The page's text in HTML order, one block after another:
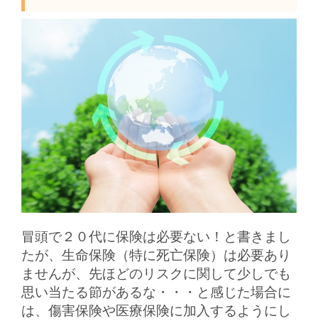
冒頭で２０代に保険は必要ない！と書きまし
たが、生命保険（特に死亡保険）は必要あり
ませんが、先ほどのリスクに関して少しでも
思い当たる節があるな・・・と感じた場合に
は、傷害保険や医療保険に加入するようにし